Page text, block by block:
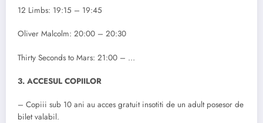
12 Limbs: 19:15 – 19:45
Oliver Malcolm: 20:00 – 20:30
Thirty Seconds to Mars: 21:00 – …
3. ACCESUL COPIILOR
– Copiii sub 10 ani au acces gratuit insotiti de un adult posesor de
bilet valabil.